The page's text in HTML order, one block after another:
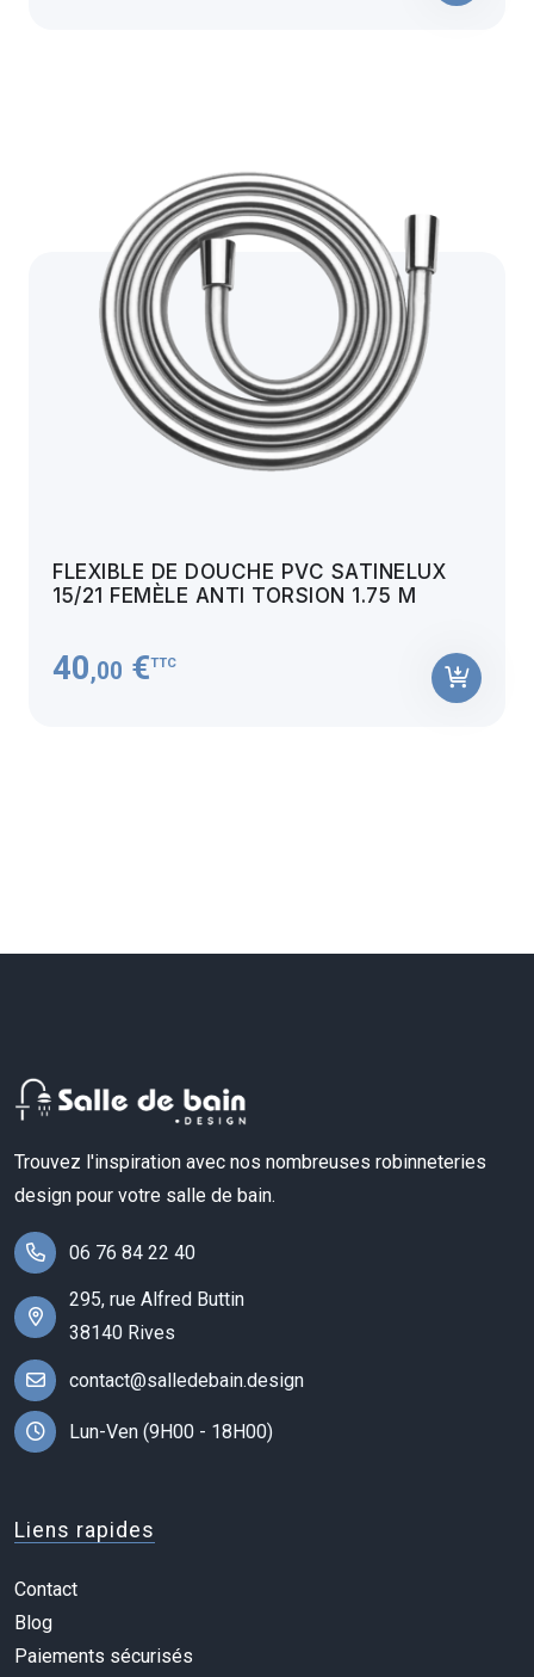
FLEXIBLE DE DOUCHE PVC SATINELUX
15/21 FEMÈLE ANTI TORSION 1.75 M
40,00 €TTC
Trouvez l'inspiration avec nos nombreuses robinneteries
design pour votre salle de bain.
06 76 84 22 40
295, rue Alfred Buttin
38140 Rives
contact@salledebain.design
Lun-Ven (9H00 - 18H00)
Liens rapides
Contact
Blog
Paiements sécurisés